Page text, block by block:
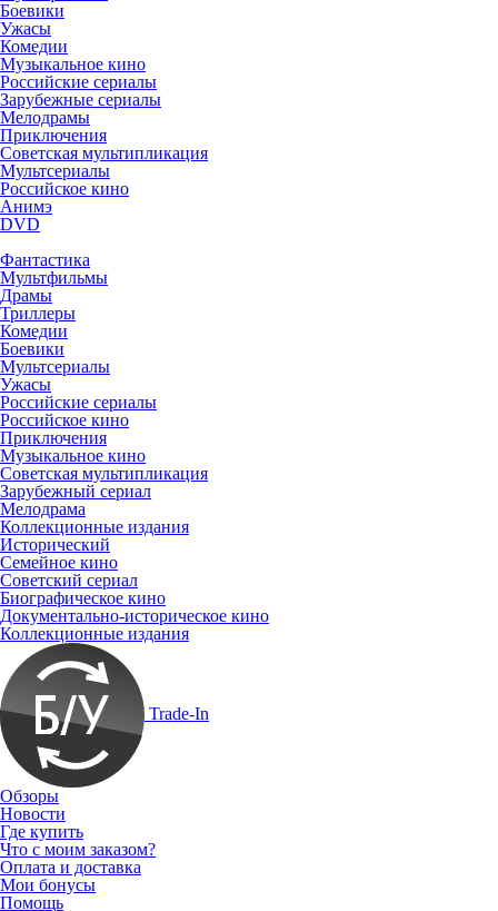
Боевики
Ужасы
Комедии
Музыкальное кино
Российские сериалы
Зарубежные сериалы
Мелодрамы
Приключения
Советская мультипликация
Мультсериалы
Российское кино
Анимэ
DVD
Фантастика
Мультфильмы
Драмы
Триллеры
Комедии
Боевики
Мультсериалы
Ужасы
Российские сериалы
Российское кино
Приключения
Музыкальное кино
Советская мультипликация
Зарубежный сериал
Мелодрама
Коллекционные издания
Исторический
Семейное кино
Советский сериал
Биографическое кино
Документально-историческое кино
Коллекционные издания
Trade-In
Обзоры
Новости
Где купить
Что с моим заказом?
Оплата и доставка
Мои бонусы
Помощь